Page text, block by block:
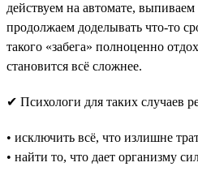
действуем на автомате,
продолжаем доделывать что-то
такого «забега» полноценно
становится всё сложнее.
✔ Психологи для таких случаев
• исключить всё, что излишне
• найти то, что дает организму